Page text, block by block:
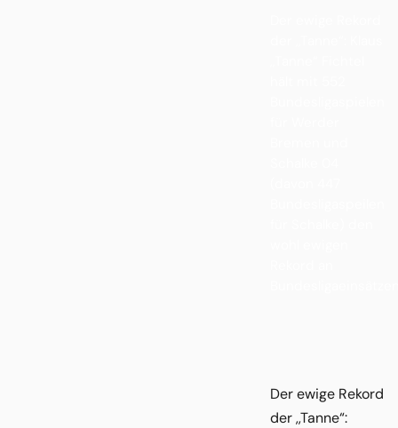
Der ewige Rekord
der ,,Tanne“: